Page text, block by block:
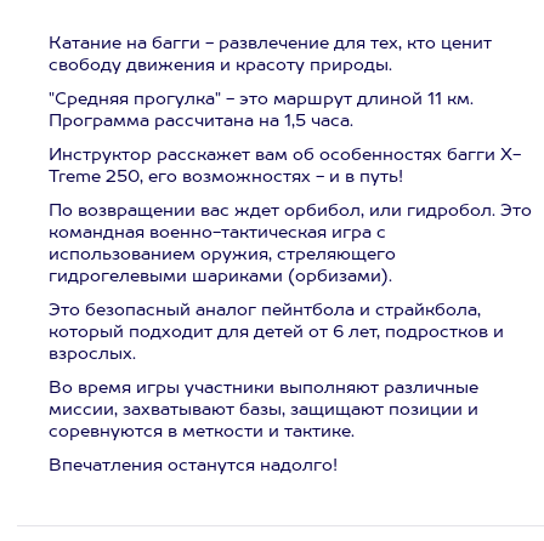
Катание на багги - развлечение для тех, кто ценит
свободу движения и красоту природы.
"Средняя прогулка" - это маршрут длиной 11 км.
Программа рассчитана на 1,5 часа.
Инструктор расскажет вам об особенностях багги X-
Treme 250, его возможностях - и в путь!
По возвращении вас ждет орбибол, или гидробол. Это
командная военно-тактическая игра с
использованием оружия, стреляющего
гидрогелевыми шариками (орбизами).
Это безопасный аналог пейнтбола и страйкбола,
который подходит для детей от 6 лет, подростков и
взрослых.
Во время игры участники выполняют различные
миссии, захватывают базы, защищают позиции и
соревнуются в меткости и тактике.
Впечатления останутся надолго!